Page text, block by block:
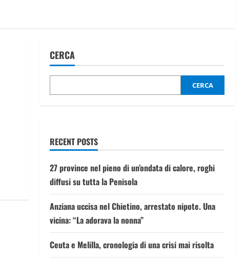
CERCA
CERCA
RECENT POSTS
27 province nel pieno di un’ondata di calore, roghi
diffusi su tutta la Penisola
Anziana uccisa nel Chietino, arrestato nipote. Una
vicina: “La adorava la nonna”
Ceuta e Melilla, cronologia di una crisi mai risolta